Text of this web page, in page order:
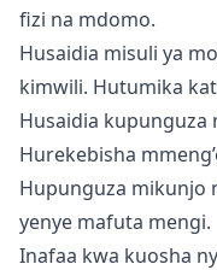
fizi na mdomo.
Husaidia misuli ya
kimwili. Hutumika
Husaidia kupunguza
Hurekebisha
Hupunguza mikunjo
yenye mafuta mengi.
Inafaa kwa kuosha